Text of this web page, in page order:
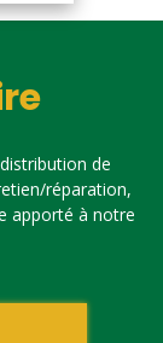
de
réparation,
apporté à notre